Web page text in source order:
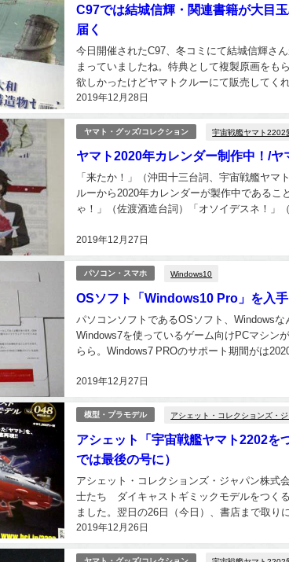
C97では結城信輝・関連書籍が大目
届く
2019年12月28日
今日開催されたC97、冬コミにて結城信輝さ
まっていましたね。特典として複製原画をも
欲しかったけどヤマトクルーにて販売してく
ない下っ端のアニメーターへ報酬が与えられ
ヤマト・グッズ/コレクション 宇宙戦艦ヤマト2202
ヤマト2020年カレンダー制作中！/ヤ
2019年12月27日
「来たか！」（沖田十三台詞、宇宙戦艦ヤマ
ルーから2020年カレンダーが製作中であるこ
ゃ！」（佐渡酒造台詞）「オソイデスネ！」
パソコン・スマホ Windows10
OSソフト「Windows10 Pro」を入手
2019年12月27日
パソコンソフトであるOSソフト、Windows
Windows7を使っているゲーム向けPCマシン
らら。Windows7 PROのサポート期間がは
模型・プラモデル アシェット・コレクションズ・
アシェット「宇宙戦艦ヤマト2202を
では最後の号に）
2019年12月26日
アシェット・コレクションズ・ジャパン株式
士たち ダイキャストギミックモデルをつく
ました。翌日の26日（今日）、書店まで取り
年1月30日から第1号が始まってからこの...